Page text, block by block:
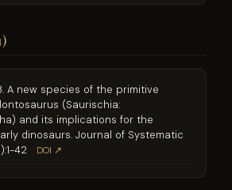
A new species of the primitive
(Saurischia:
and its implications for the
dinosaurs. Journal of Systematic
42
DOI ↗